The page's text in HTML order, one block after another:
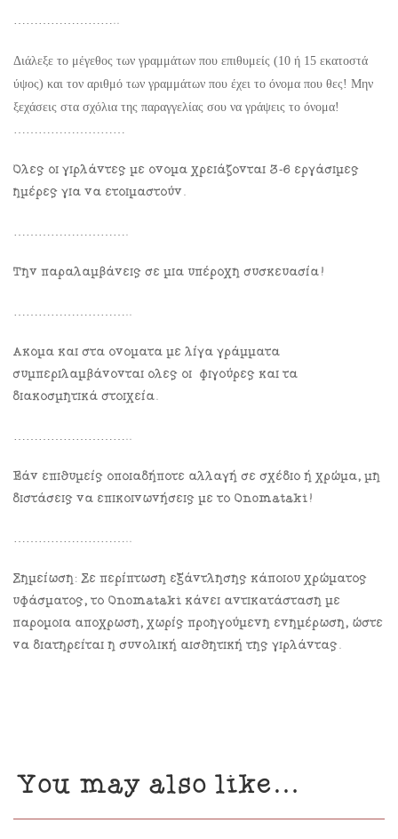
……………………..
Διάλεξε το μέγεθος των γραμμάτων που επιθυμείς (10 ή 15 εκατοστά
ύψος) και τον αριθμό των γραμμάτων που έχει το όνομα που θες! Μην
ξεχάσεις στα σχόλια της παραγγελίας σου να γράψεις το όνομα!
………………………
Όλες οι γιρλάντες με όνομα χρειάζονται 3-6 εργάσιμες
ημέρες για να ετοιμαστούν.
……………………….
Την παραλαμβάνεις σε μια υπέροχη συσκευασία!
………………………..
Ακόμα και στα ονόματα με λίγα γράμματα
συμπεριλαμβάνονται όλες οι φιγούρες και τα
διακοσμητικά στοιχεία.
………………………..
Εάν επιθυμείς οποιαδήποτε αλλαγή σε σχέδιο ή χρώμα, μη
διστάσεις να επικοινωνήσεις με το Onomataki!
………………………..
Σημείωση: Σε περίπτωση εξάντλησης κάποιου χρώματος
υφάσματος, το Onomataki κάνει αντικατάσταση με
παρόμοια απόχρωση, χωρίς προηγούμενη ενημέρωση, ώστε
να διατηρείται η συνολική αισθητική της γιρλάντας.
You may also like…